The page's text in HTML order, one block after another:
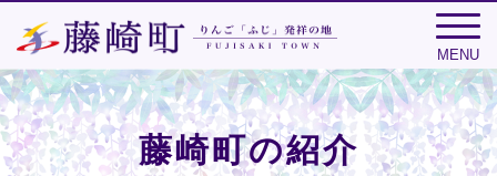
MENU
藤崎町の紹介